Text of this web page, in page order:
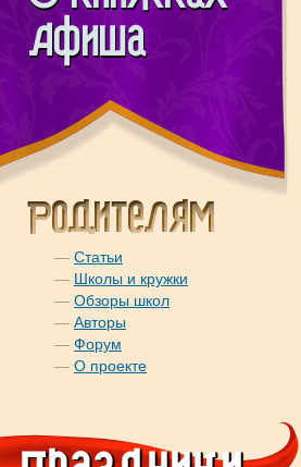
— Статьи
— Школы и кружки
— Обзоры школ
— Авторы
— Форум
— О проекте